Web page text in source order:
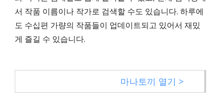
서 작품 이름이나 작가로 검색할 수도 있습니다. 하루에
도 수십편 가량의 작품들이 업데이트되고 있어서 재밌
게 즐길 수 있습니다.
마나토끼 열기 >